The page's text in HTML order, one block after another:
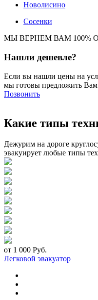
Новолисино
Сосенки
МЫ ВЕРНЕМ ВАМ 100%
Нашли дешевле?
Если вы нашли цены на
мы готовы предложить
Позвонить
Какие типы
Дежурим на дороге
эвакуирует любые типы
от 1 000 Руб.
Легковой эвакуатор